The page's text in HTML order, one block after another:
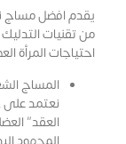
يقدم افضل مساج
من تقنيات التدليك
احتياجات المرأة
المساج
نعتمد
العقد”